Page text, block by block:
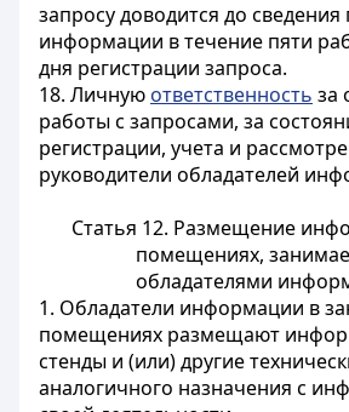
запросу доводится до сведения
информации в течение пяти
дня регистрации запроса.
18. Личную ответственность за
работы с запросами, за
регистрации, учета и
руководители обладателей
Статья 12. Размещение
помещениях,
обладателями
1. Обладатели информации в
помещениях размещают
стенды и (или) другие
аналогичного назначения с